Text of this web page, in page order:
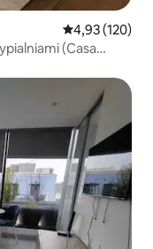
Średnia
4,93 (120)
(Casa